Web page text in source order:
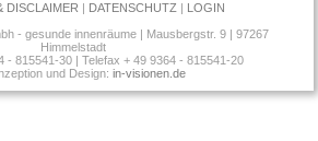
DISCLAIMER | DATENSCHUTZ | LOGIN
- gesunde innenräume | Mausbergstr. 9 | 97267
Himmelstadt
- 815541-30 | Telefax + 49 9364 - 815541-20
und Design: in-visionen.de